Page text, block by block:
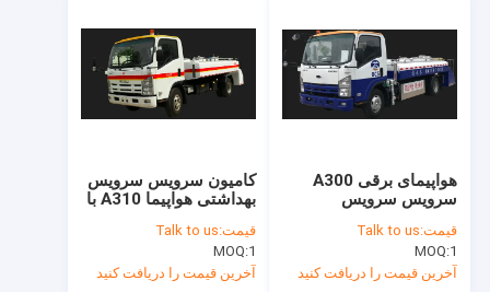
کامیون سرویس سرویس
بهداشتی هواپیما A310 با
قیمت:Talk to us
MOQ:1
آخرین قیمت را دریافت کنید
هواپیمای برقی A300
سرویس سرویس
قیمت:Talk to us
MOQ:1
آخرین قیمت را دریافت کنید